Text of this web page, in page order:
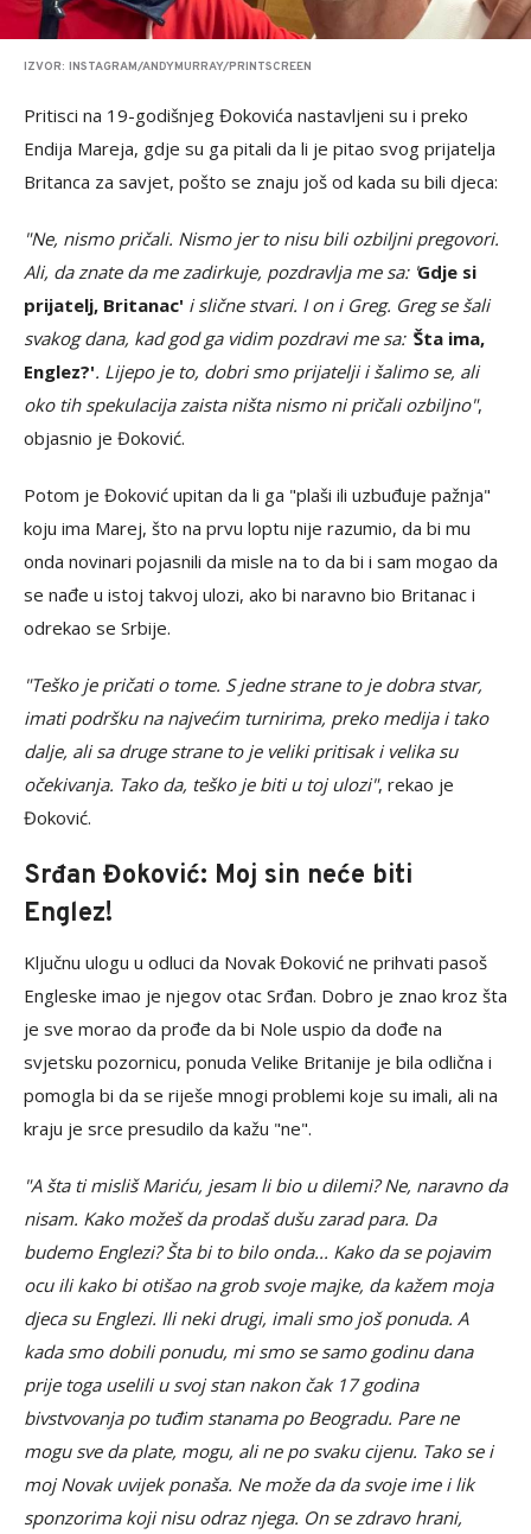
IZVOR: INSTAGRAM/ANDYMURRAY/PRINTSCREEN
Pritisci na 19-godišnjeg Đokovića nastavljeni su i preko
Endija Mareja, gdje su ga pitali da li je pitao svog prijatelja
Britanca za savjet, pošto se znaju još od kada su bili djeca:
"Ne, nismo pričali. Nismo jer to nisu bili ozbiljni pregovori.
Ali, da znate da me zadirkuje, pozdravlja me sa: ' Gdje si
prijatelj, Britanac' i slične stvari. I on i Greg. Greg se šali
svakog dana, kad god ga vidim pozdravi me sa: ' Šta ima,
Englez?'. Lijepo je to, dobri smo prijatelji i šalimo se, ali
oko tih spekulacija zaista ništa nismo ni pričali ozbiljno",
objasnio je Đoković.
Potom je Đoković upitan da li ga "plaši ili uzbuđuje pažnja"
koju ima Marej, što na prvu loptu nije razumio, da bi mu
onda novinari pojasnili da misle na to da bi i sam mogao da
se nađe u istoj takvoj ulozi, ako bi naravno bio Britanac i
odrekao se Srbije.
"Teško je pričati o tome. S jedne strane to je dobra stvar,
imati podršku na najvećim turnirima, preko medija i tako
dalje, ali sa druge strane to je veliki pritisak i velika su
očekivanja. Tako da, teško je biti u toj ulozi", rekao je
Đoković.
Srđan Đoković: Moj sin neće biti
Englez!
Ključnu ulogu u odluci da Novak Đoković ne prihvati pasoš
Engleske imao je njegov otac Srđan. Dobro je znao kroz šta
je sve morao da prođe da bi Nole uspio da dođe na
svjetsku pozornicu, ponuda Velike Britanije je bila odlična i
pomogla bi da se riješe mnogi problemi koje su imali, ali na
kraju je srce presudilo da kažu "ne".
"A šta ti misliš Mariću, jesam li bio u dilemi? Ne, naravno da
nisam. Kako možeš da prodaš dušu zarad para. Da
budemo Englezi? Šta bi to bilo onda... Kako da se pojavim
ocu ili kako bi otišao na grob svoje majke, da kažem moja
djeca su Englezi. Ili neki drugi, imali smo još ponuda. A
kada smo dobili ponudu, mi smo se samo godinu dana
prije toga uselili u svoj stan nakon čak 17 godina
bivstvovanja po tuđim stanama po Beogradu. Pare ne
mogu sve da plate, mogu, ali ne po svaku cijenu. Tako se i
moj Novak uvijek ponaša. Ne može da da svoje ime i lik
sponzorima koji nisu odraz njega. On se zdravo hrani,